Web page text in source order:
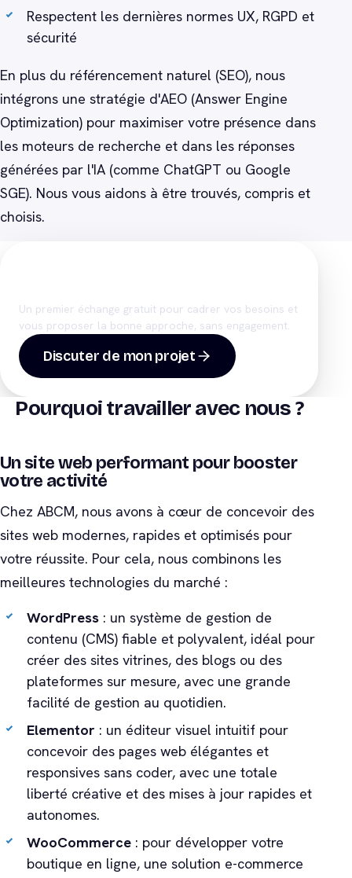
Respectent les dernières normes UX, RGPD et
sécurité
En plus du référencement naturel (SEO), nous
intégrons une stratégie d'AEO (Answer Engine
Optimization) pour maximiser votre présence dans
les moteurs de recherche et dans les réponses
générées par l'IA (comme ChatGPT ou Google
SGE). Nous vous aidons à être trouvés, compris et
choisis.
Un premier échange gratuit pour cadrer vos besoins et
vous proposer la bonne approche, sans engagement.
Discuter de mon projet
Pourquoi travailler avec nous ?
Un site web performant pour booster
votre activité
Chez ABCM, nous avons à cœur de concevoir des
sites web modernes, rapides et optimisés pour
votre réussite. Pour cela, nous combinons les
meilleures technologies du marché :
WordPress : un système de gestion de
contenu (CMS) fiable et polyvalent, idéal pour
créer des sites vitrines, des blogs ou des
plateformes sur mesure, avec une grande
facilité de gestion au quotidien.
Elementor : un éditeur visuel intuitif pour
concevoir des pages web élégantes et
responsives sans coder, avec une totale
liberté créative et des mises à jour rapides et
autonomes.
WooCommerce : pour développer votre
boutique en ligne, une solution e-commerce